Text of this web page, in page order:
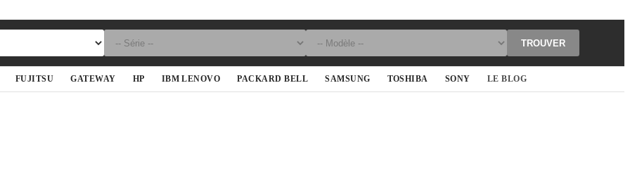
TROUVER
FUJITSU GATEWAY HP IBM LENOVO PACKARD BELL SAMSUNG TOSHIBA SONY LE BLOG